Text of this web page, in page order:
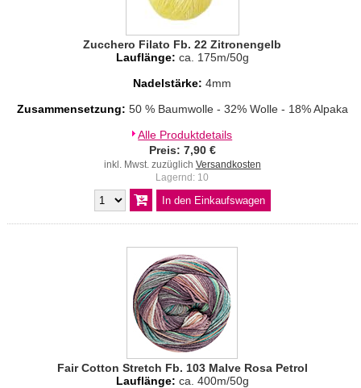
Zucchero Filato Fb. 22 Zitronengelb
Lauflänge: ca. 175m/50g
Nadelstärke: 4mm
Zusammensetzung: 50 % Baumwolle - 32% Wolle - 18% Alpaka
Alle Produktdetails
Preis: 7,90 €
inkl. Mwst. zuzüglich Versandkosten
Lagernd: 10
Fair Cotton Stretch Fb. 103 Malve Rosa Petrol
Lauflänge: ca. 400m/50g